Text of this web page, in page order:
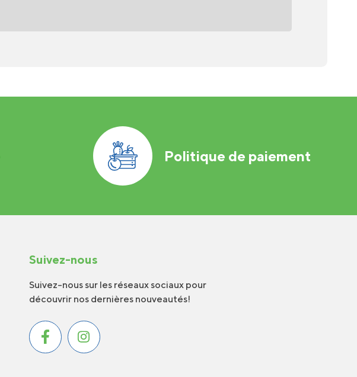
Politique de paiement
Suivez-nous
Suivez-nous sur les réseaux sociaux pour
découvrir nos dernières nouveautés!